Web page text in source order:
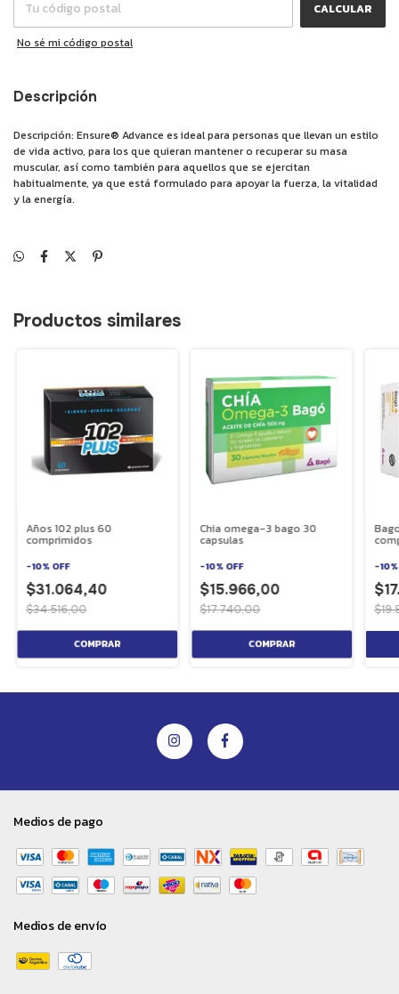
CALCULAR
No sé mi código postal
Descripción
Descripción: Ensure® Advance es ideal para personas que llevan un estilo
de vida activo, para los que quieran mantener o recuperar su masa
muscular, así como también para aquellos que se ejercitan
habitualmente, ya que está formulado para apoyar la fuerza, la vitalidad
y la energía.
Productos similares
Años 102 plus 60
comprimidos
-10% OFF
$31.064,40
$34.516,00
Chia omega-3 bago 30
capsulas
-10% OFF
$15.966,00
$17.740,00
-10
Medios de pago
Medios de envío